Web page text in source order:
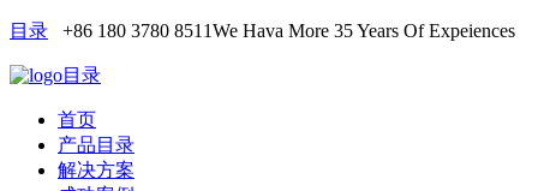
目录 +86 180 3780 8511We Hava More 35 Years Of Expeiences
目录
首页
产品目录
解决方案